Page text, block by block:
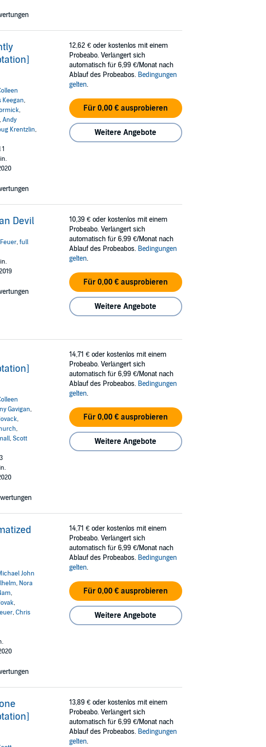
Keegan,
,
,Andy
Krentzlin,
12,62 € oder kostenlos mit einem
Probeabo. Verlängert sich
automatisch für 6,99 €/Monat nach
Ablauf des Probeabos. Bedingungen
gelten.
Für 0,00 € ausprobieren
Weitere Angebote
Devil
,full
10,39 € oder kostenlos mit einem
Probeabo. Verlängert sich
automatisch für 6,99 €/Monat nach
Ablauf des Probeabos. Bedingungen
gelten.
Für 0,00 € ausprobieren
Weitere Angebote
Gavigan,
,
,
,Scott
14,71 € oder kostenlos mit einem
Probeabo. Verlängert sich
automatisch für 6,99 €/Monat nach
Ablauf des Probeabos. Bedingungen
gelten.
Für 0,00 € ausprobieren
Weitere Angebote
John
, Nora
,
,
,Chris
14,71 € oder kostenlos mit einem
Probeabo. Verlängert sich
automatisch für 6,99 €/Monat nach
Ablauf des Probeabos. Bedingungen
gelten.
Für 0,00 € ausprobieren
Weitere Angebote
13,89 € oder kostenlos mit einem
Probeabo. Verlängert sich
automatisch für 6,99 €/Monat nach
Ablauf des Probeabos. Bedingungen
gelten.